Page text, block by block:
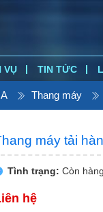
VỤ TIN TỨC
Thang máy
máy tải
Tình trạng: Còn hàng
hệ